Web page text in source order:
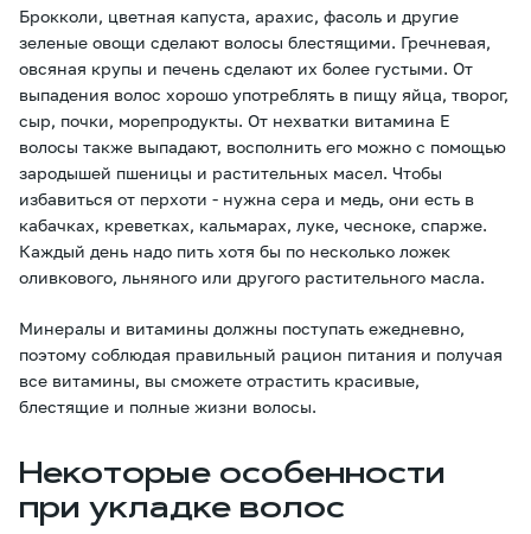
Брокколи, цветная капуста, арахис, фасоль и другие
зеленые овощи сделают волосы блестящими. Гречневая,
овсяная крупы и печень сделают их более густыми. От
выпадения волос хорошо употреблять в пищу яйца, творог,
сыр, почки, морепродукты. От нехватки витамина Е
волосы также выпадают, восполнить его можно с помощью
зародышей пшеницы и растительных масел. Чтобы
избавиться от перхоти - нужна сера и медь, они есть в
кабачках, креветках, кальмарах, луке, чесноке, спарже.
Каждый день надо пить хотя бы по несколько ложек
оливкового, льняного или другого растительного масла.
Минералы и витамины должны поступать ежедневно,
поэтому соблюдая правильный рацион питания и получая
все витамины, вы сможете отрастить красивые,
блестящие и полные жизни волосы.
Некоторые особенности
при укладке волос